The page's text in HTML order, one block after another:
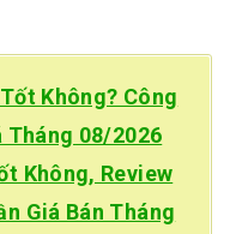
Không? Công
Tháng 08/2026
Không, Review
Giá Bán Tháng